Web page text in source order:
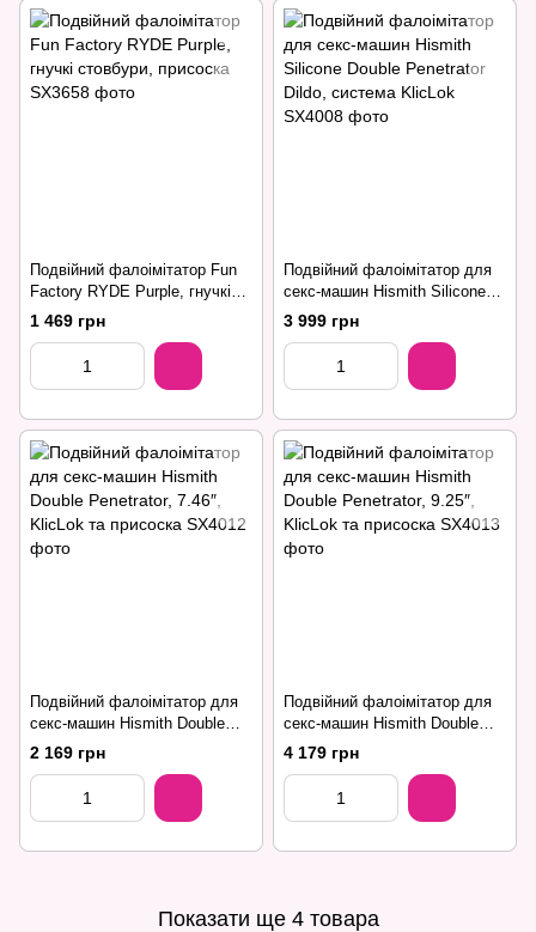
Подвійний фалоімітатор Fun
Factory RYDE Purple, гнучкі
стовбури, присоска
1 469 грн
Подвійний фалоімітатор для
секс-машин Hismith Silicone
Double Penetrator Dildo,
система KlicLok
3 999 грн
Подвійний фалоімітатор для
секс-машин Hismith Double
Penetrator, 7.46″, KlicLok та
присоска
2 169 грн
Подвійний фалоімітатор для
секс-машин Hismith Double
Penetrator, 9.25″, KlicLok та
присоска
4 179 грн
Показати ще 4 товара